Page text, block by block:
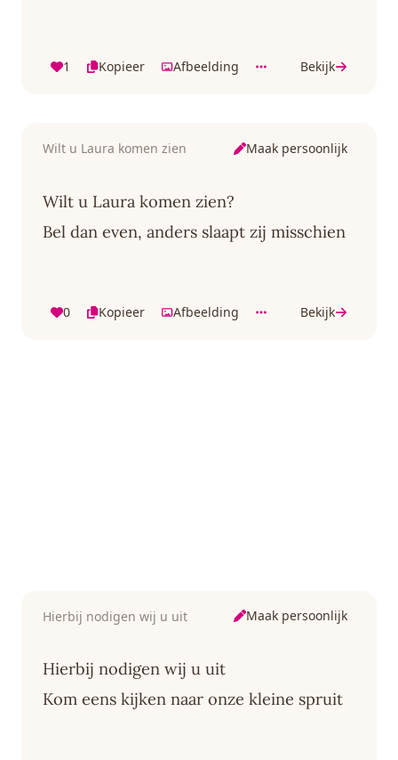
1 Kopieer Afbeelding Bekijk
Wilt u Laura komen zien Maak persoonlijk
Wilt u Laura komen zien?
Bel dan even, anders slaapt zij misschien
0 Kopieer Afbeelding Bekijk
Hierbij nodigen wij u uit Maak persoonlijk
Hierbij nodigen wij u uit
Kom eens kijken naar onze kleine spruit